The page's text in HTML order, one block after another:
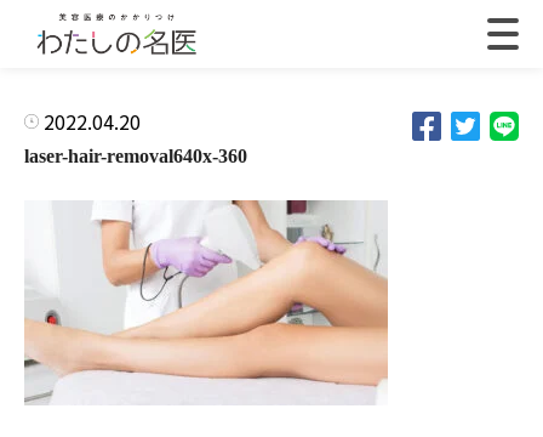
2022.04.20
laser-hair-removal640x-360